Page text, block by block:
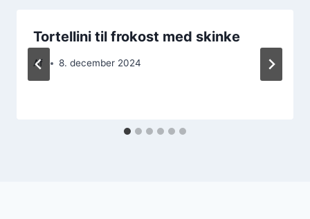
Tortellini til frokost med skinke
Af 8. december 2024